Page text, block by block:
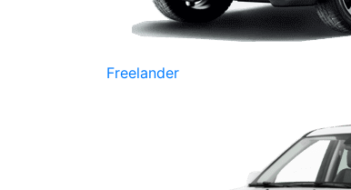
Freelander